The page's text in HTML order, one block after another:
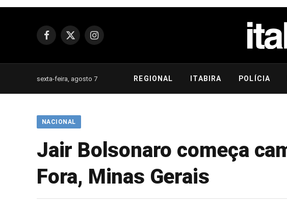
Facebook
X
Instagram
sexta-feira, agosto 7 REGIONAL ITABIRA POLÍCIA
NACIONAL
Jair Bolsonaro começa
Fora, Minas Gerais